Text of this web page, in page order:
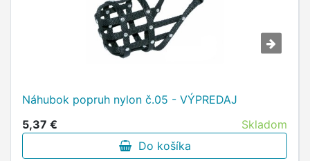
Náhubok popruh nylon č.05 - VÝPREDAJ
5,37 €
Skladom
Do košíka